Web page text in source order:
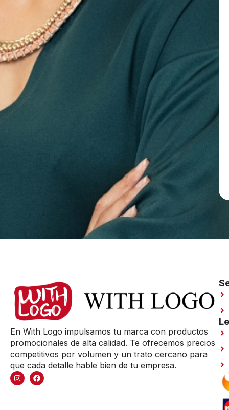
En With Logo impulsamos tu marca con productos
promocionales de alta calidad. Te ofrecemos precios
competitivos por volumen y un trato cercano para
que cada detalle hable bien de tu empresa.